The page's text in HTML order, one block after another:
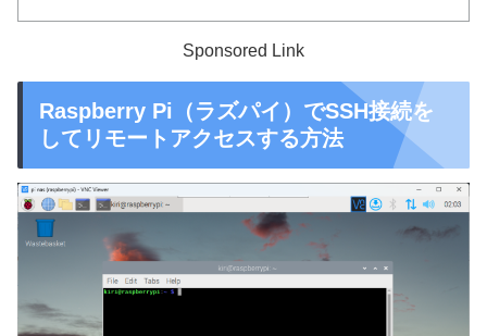
Sponsored Link
Raspberry Pi（ラズパイ）でSSH接続を
してリモートアクセスする方法